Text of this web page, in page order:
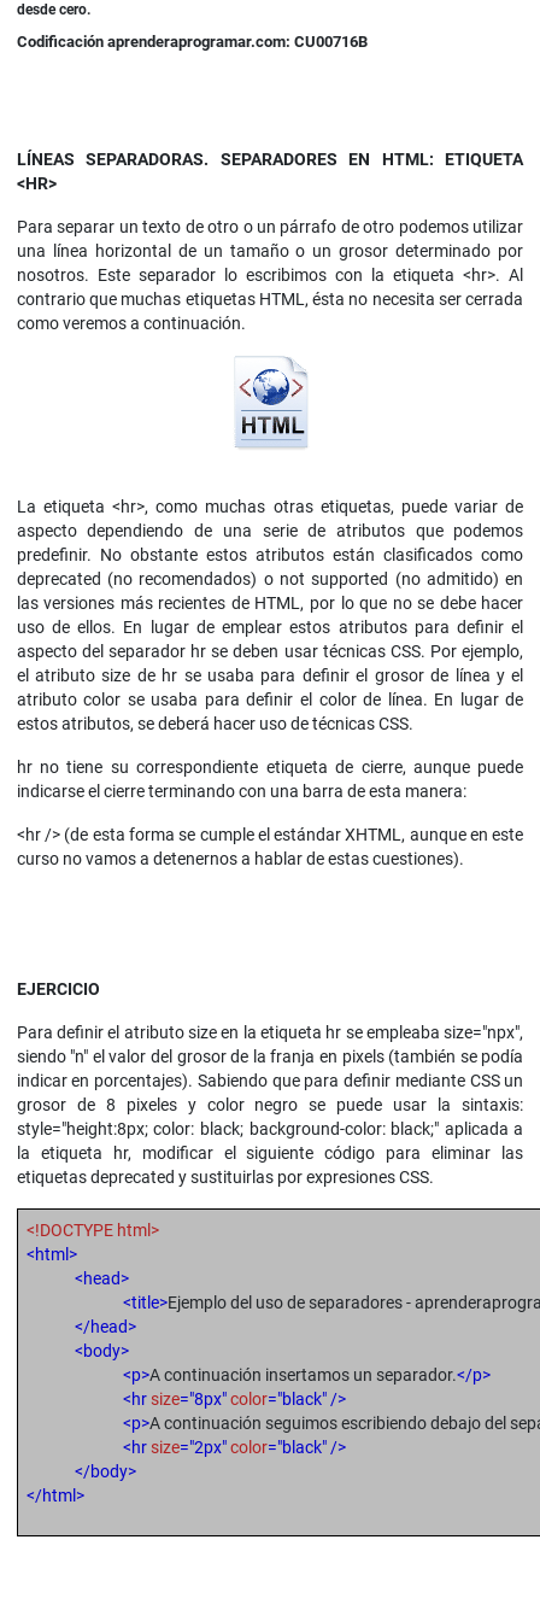
desde cero.
Codificación aprenderaprogramar.com: CU00716B
LÍNEAS SEPARADORAS. SEPARADORES EN HTML: ETIQUETA
<HR>
Para separar un texto de otro o un párrafo de otro podemos utilizar
una línea horizontal de un tamaño o un grosor determinado por
nosotros. Este separador lo escribimos con la etiqueta <hr>. Al
contrario que muchas etiquetas HTML, ésta no necesita ser cerrada
como veremos a continuación.
La etiqueta <hr>, como muchas otras etiquetas, puede variar de
aspecto dependiendo de una serie de atributos que podemos
predefinir. No obstante estos atributos están clasificados como
deprecated (no recomendados) o not supported (no admitido) en
las versiones más recientes de HTML, por lo que no se debe hacer
uso de ellos. En lugar de emplear estos atributos para definir el
aspecto del separador hr se deben usar técnicas CSS. Por ejemplo,
el atributo size de hr se usaba para definir el grosor de línea y el
atributo color se usaba para definir el color de línea. En lugar de
estos atributos, se deberá hacer uso de técnicas CSS.
hr no tiene su correspondiente etiqueta de cierre, aunque puede
indicarse el cierre terminando con una barra de esta manera:
<hr /> (de esta forma se cumple el estándar XHTML, aunque en este
curso no vamos a detenernos a hablar de estas cuestiones).
EJERCICIO
Para definir el atributo size en la etiqueta hr se empleaba size="npx",
siendo "n" el valor del grosor de la franja en pixels (también se podía
indicar en porcentajes). Sabiendo que para definir mediante CSS un
grosor de 8 pixeles y color negro se puede usar la sintaxis:
style="height:8px; color: black; background-color: black;" aplicada a
la etiqueta hr, modificar el siguiente código para eliminar las
etiquetas deprecated y sustituirlas por expresiones CSS.
<!DOCTYPE html>
<html>
<head>
<title>Ejemplo del uso de separadores -
</head>
<body>
<p>A continuación insertamos un separador.</p>
<hr size="8px"color="black" />
<p>A continuación seguimos escribiendo debajo del
<hr size="2px"color="black" />
</body>
</html>